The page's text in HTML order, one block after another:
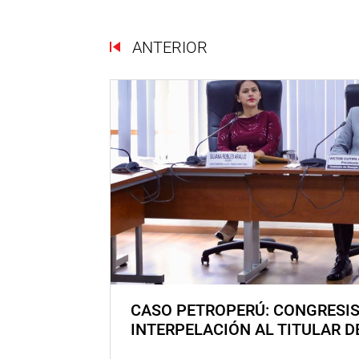
ANTERIOR
CASO PETROPERÚ:
INTERPELACIÓN AL TITULAR